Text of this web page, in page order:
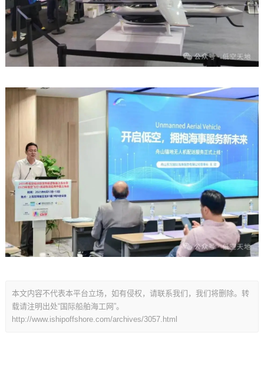
本文内容不代表本平台立场，如有侵权，请联系我们，我们将删除。转
载请注明出处“国际船舶海工网”。
http://www.ishipoffshore.com/archives/3057.html